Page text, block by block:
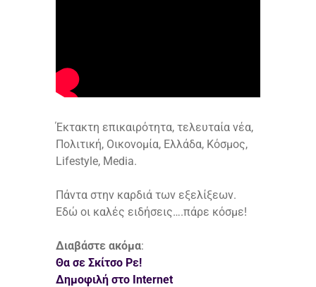
Έκτακτη επικαιρότητα, τελευταία νέα,
Πολιτική, Οικονομία, Ελλάδα, Κόσμος,
Lifestyle, Media.
Πάντα στην καρδιά των εξελίξεων.
Εδώ οι καλές ειδήσεις….πάρε κόσμε!
Διαβάστε ακόμα:
Θα σε Σκίτσο Ρε!
Δημοφιλή στο Internet